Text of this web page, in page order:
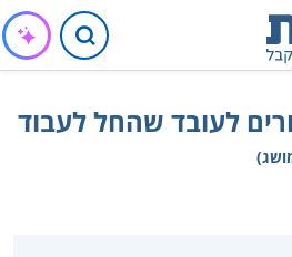
לעובד שהחל לעבוד